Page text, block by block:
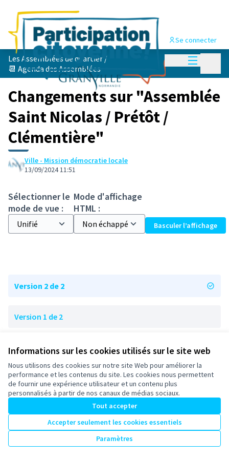
Informations sur les cookies utilisés sur le site web
Nous utilisons des cookies sur notre site Web pour améliorer la
performance et les contenus du site. Les cookies nous permettent
de fournir une expérience utilisateur et un contenu plus
personnalisés à partir de nos canaux de médias sociaux.
Tout accepter
Accepter seulement les cookies essentiels
Paramètres
Menu
Se connecter
Les Assemblées de quartier /
📆 Agenda des Assemblées
Changements sur "Assemblée
Saint Nicolas / Prétôt /
Clémentière"
Ville - Mission démocratie locale
13/09/2024 11:51
Sélectionner le
mode de vue :
Mode d'affichage
HTML :
Basculer l’affichage
Version 2 de 2
Version 1 de 2
Conditions d'utilisation
Paramètres des cookies
participons-granville.fr sur X
(Lien externe)
participons-granville.fr sur Facebook
participons-granville.fr sur Instagram
Site réalisé grâce aulogiciel libre Decidim .
Licence
(Lien